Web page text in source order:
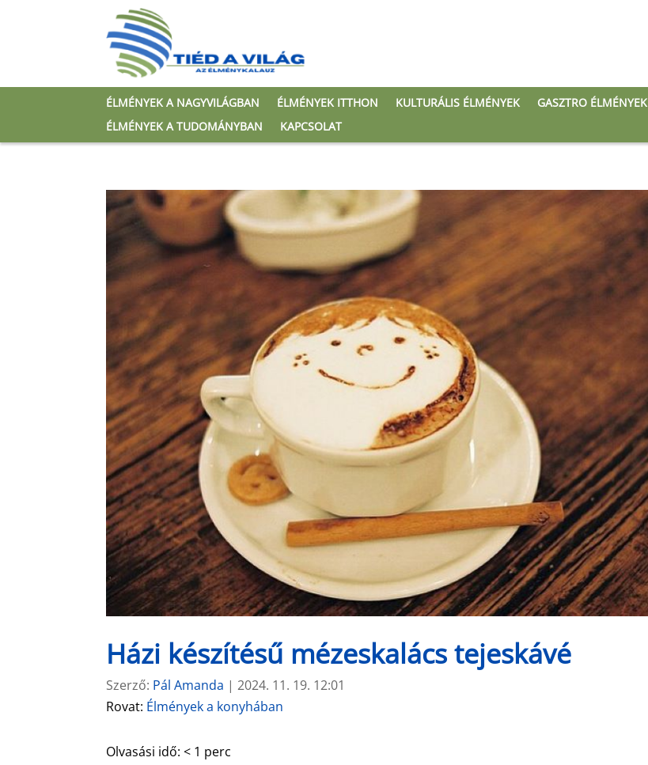
ÉLMÉNYEK A NAGYVILÁGBAN ÉLMÉNYEK ITTHON KULTURÁLIS ÉLMÉNYEK GASZTRO ÉLMÉNYEK
ÉLMÉNYEK A TUDOMÁNYBAN
KAPCSOLAT
Házi készítésű mézeskalács tejeskávé
Szerző: Pál Amanda |2024. 11. 19. 12:01
Rovat: Élmények a konyhában
Olvasási idő:< 1 perc